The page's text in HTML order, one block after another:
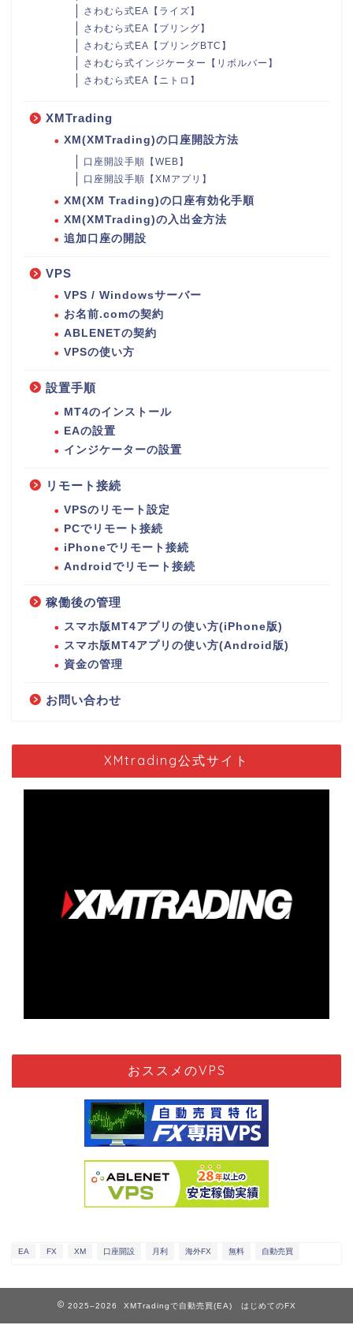
さわむら式EA【ライズ】
さわむら式EA【ブリング】
さわむら式EA【ブリングBTC】
さわむら式インジケーター【リボルバー】
さわむら式EA【ニトロ】
XMTrading
XM(XMTrading)の口座開設方法
口座開設手順【WEB】
口座開設手順【XMアプリ】
XM(XM Trading)の口座有効化手順
XM(XMTrading)の入出金方法
追加口座の開設
VPS
VPS / Windowsサーバー
お名前.comの契約
ABLENETの契約
VPSの使い方
設置手順
MT4のインストール
EAの設置
インジケーターの設置
リモート接続
VPSのリモート設定
PCでリモート接続
iPhoneでリモート接続
Androidでリモート接続
稼働後の管理
スマホ版MT4アプリの使い方(iPhone版)
スマホ版MT4アプリの使い方(Android版)
資金の管理
お問い合わせ
XMtrading公式サイト
おススメのVPS
EA FX XM 口座開設 月利 海外FX 無料 自動売買
2025–2026 XMTradingで自動売買(EA) はじめてのFX